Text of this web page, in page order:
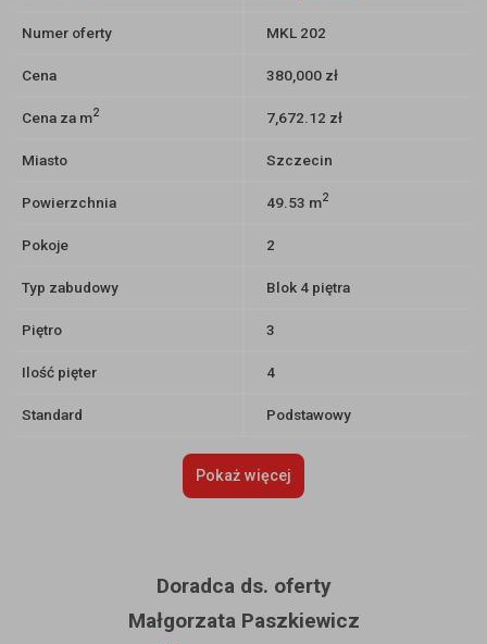
Numer oferty MKL 202
Cena 380,000 zł
Cena za m2 7,672.12 zł
Miasto Szczecin
Powierzchnia 49.53 m2
Pokoje 2
Typ zabudowy Blok 4 piętra
Piętro 3
Ilość pięter 4
Standard Podstawowy
Pokaż więcej
Doradca ds. oferty
Małgorzata Paszkiewicz